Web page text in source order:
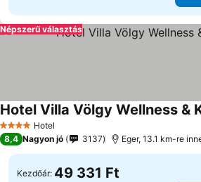
Népszerű választás
4 KategóriaHotel
Hotel Villa Völgy Wellness &
8,4 Nagyon jó 3137 Eger, 13.1 km-re
Kezdőár: 49 331 Ft